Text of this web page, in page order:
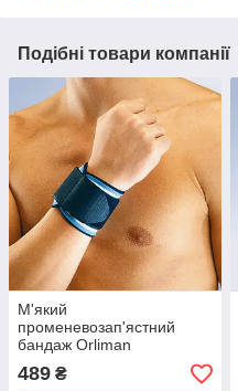
Подібні товари компанії
М'який
променевозап'ястний
бандаж Orliman
489 ₴